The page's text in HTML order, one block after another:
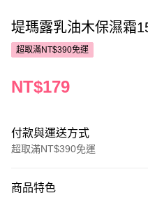
堤瑪露乳油木保濕霜
超取滿NT$390免運
NT$179
付款與運送方式
超取滿NT$390免運
POYA支付
商品特色